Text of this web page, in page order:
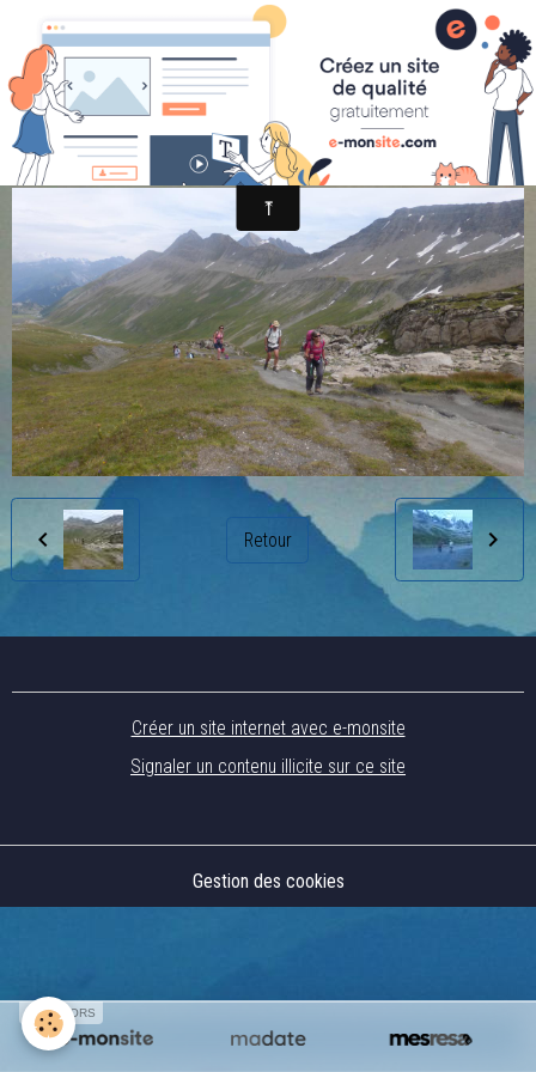
randonnée et découverte nature
2014-08-06 15.10.08
Retour
Créer un site internet avec e-monsite
Signaler un contenu illicite sur ce site
Gestion des cookies
SPONSORS